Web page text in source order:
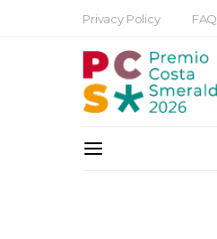
Privacy Policy FAQ